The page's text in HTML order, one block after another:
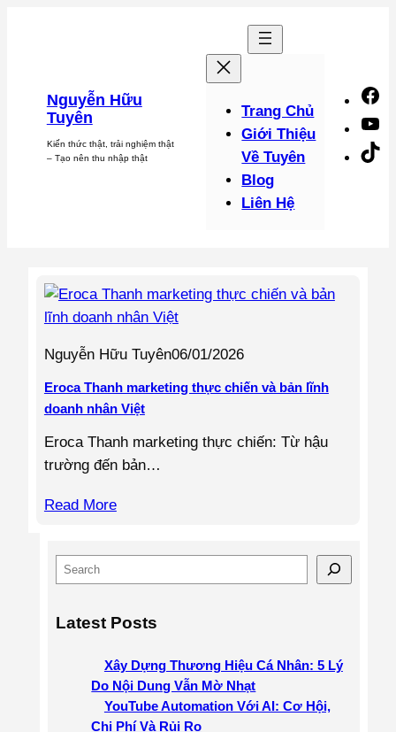
Nguyễn Hữu
Tuyên
Kiến thức thật, trải nghiệm thật
– Tạo nên thu nhập thật
Trang Chủ
Giới Thiệu
Về Tuyên
Blog
Liên Hệ
Nguyễn Hữu Tuyên06/01/2026
Eroca Thanh marketing thực chiến và bản lĩnh
doanh nhân Việt
Eroca Thanh marketing thực chiến: Từ hậu
trường đến bản…
Read More
S
e
r
Latest Posts
Xây Dựng Thương Hiệu Cá Nhân: 5 Lý
Do Nội Dung Vẫn Mờ Nhạt
YouTube Automation Với AI: Cơ Hội,
Chi Phí Và Rủi Ro